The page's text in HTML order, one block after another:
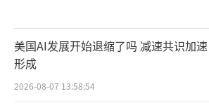
美国AI发展开始退缩了吗 减速共识加速
形成
2026-08-07 13:58:54